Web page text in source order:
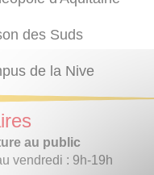
des Suds
de la Nive
au public
vendredi : 9h-19h